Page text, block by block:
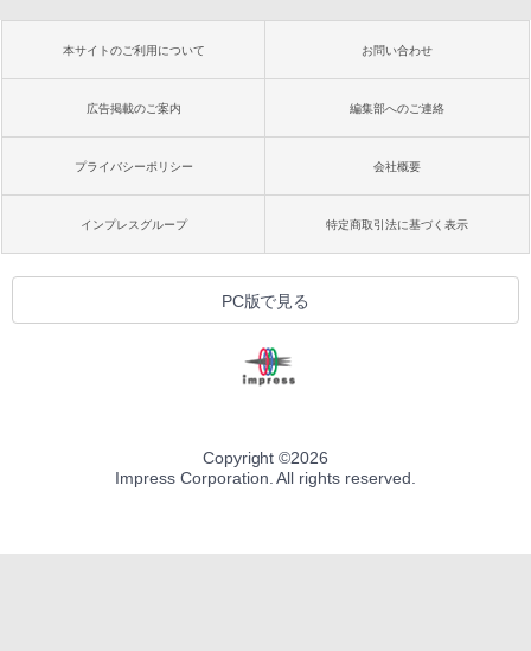
本サイトのご利用について お問い合わせ
広告掲載のご案内 編集部へのご連絡
プライバシーポリシー 会社概要
インプレスグループ 特定商取引法に基づく表示
PC版で見る
Copyright ©2026
Impress Corporation. All rights reserved.